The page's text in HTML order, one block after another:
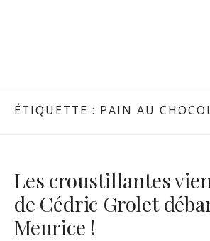
ÉTIQUETTE : PAIN AU
Les croustillantes
de Cédric Grolet
Meurice !